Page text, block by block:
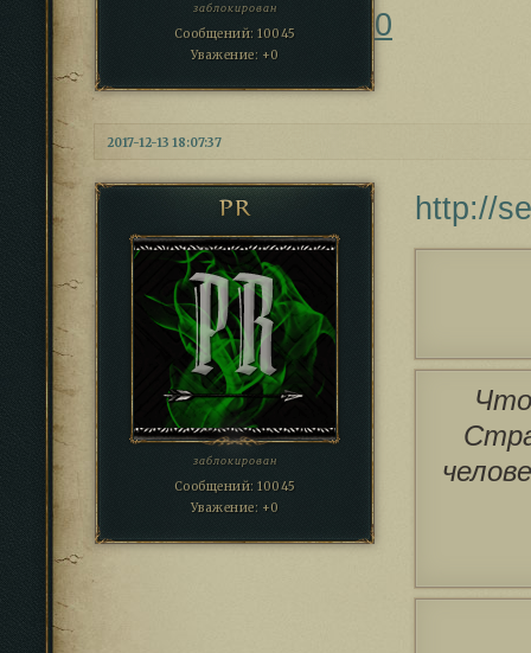
заблокирован
Сообщений: 10045
Уважение: +0
0
2017-12-13 18:07:37
PR
заблокирован
Сообщений: 10045
Уважение: +0
http://